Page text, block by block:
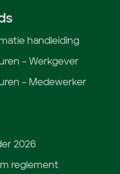
handleiding
– Werkgever
– Medewerker
2026
reglement